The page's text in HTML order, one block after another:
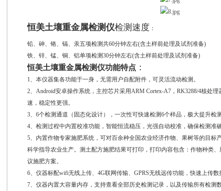
恒美土壤重金属检测仪检测速度 ：
铅、砷、铬、镉、汞五项检测共60分钟左右(含土样前处理及试剂准备)
铁、锌、锰、铜、铝单项检测30分钟左右(含土样前处理及试剂准备)
恒美土壤重金属检测仪功能特点 ：
1、本仪器集各功能于一身，无需用户自配附件，可灵活流动检测。
2、Android安卓操作系统，主控芯片采用ARM Cortex-A7，RK3288/4核处
速，稳定性更强。
3、6个检测通道（固态化设计），一次性可快速检测6个样品，极大提升
4、检测过程中内置校准功能，智能恒流稳压，光强自动校准，确保检测准
5、内置作物专家施肥系统，可对百余种全国农业经济作物、果树等的目标
科学指导农业生产。测土配方施肥结果可打印，打印内容包含：作物种类
议施肥方案。
6、仪器标配wifi无线上传、4G联网传输、GPRS无线远传功能，快速上传数
7、仪器内置大容量内存，支持查看全部历史检测记录，以及传输所有检测